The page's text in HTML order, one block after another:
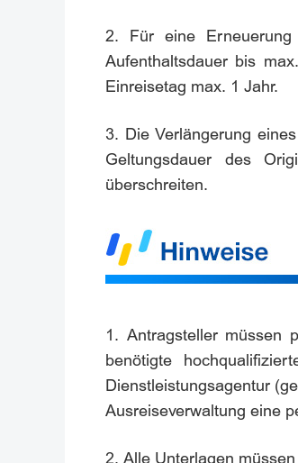
2. Für eine
Aufenthaltsdauer bis
Einreisetag max. 1 Jahr.
3. Die Verlängerung
Geltungsdauer des
überschreiten.
1. Antragsteller müssen
benötigte
Dienstleistungsagentur
Ausreiseverwaltung eine